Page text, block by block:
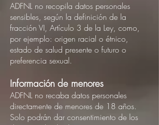
ADFNL no recopila datos personales
sensibles, según la definición de la
fracción VI, Artículo 3 de la Ley, como,
por ejemplo: origen racial o étnico,
estado de salud presente o futuro o
preferencia sexual.
Información de menores
ADFNL no recaba datos personales
directamente de menores de 18 años.
Solo podrán dar consentimiento de los